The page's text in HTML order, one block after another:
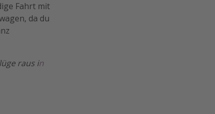
Fahrt mit
da du
raus in